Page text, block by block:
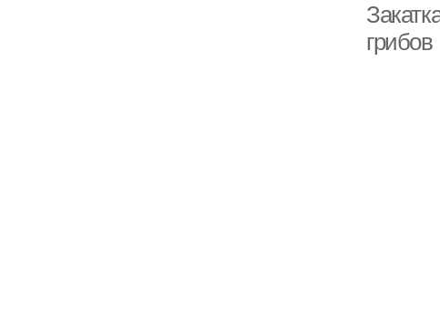
грибов